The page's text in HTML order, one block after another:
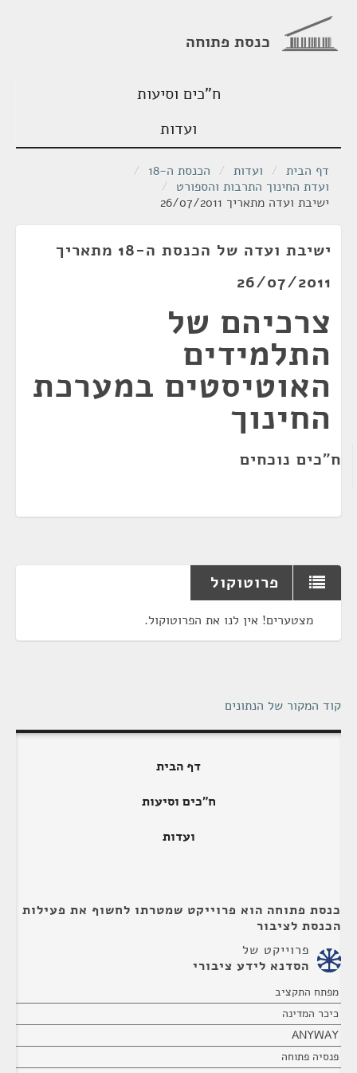
כנסת פתוחה
ח"כים וסיעות
ועדות
דף הבית / ועדות / הכנסת ה-18
/
ועדת החינוך התרבות והספורט /
ישיבת ועדה מתאריך 26/07/2011
ישיבת ועדה של הכנסת ה-18 מתאריך
26/07/2011
צרכיהם של
התלמידים
האוטיסטים במערכת
החינוך
ח"כים נוכחים
פרוטוקול
מצטערים! אין לנו את הפרוטוקול.
קוד המקור של הנתונים
דף הבית
ח"כים וסיעות
ועדות
כנסת פתוחה הוא פרוייקט שמטרתו לחשוף את פעילות
הכנסת לציבור
פרוייקט של
הסדנא לידע ציבורי
מפתח התקציב
כיכר המדינה
ANYWAY
פנסיה פתוחה